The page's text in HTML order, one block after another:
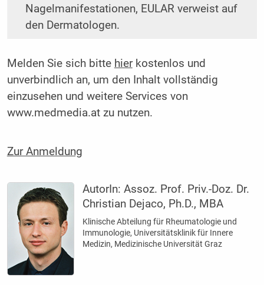
Nagelmanifestationen, EULAR verweist auf
den Dermatologen.
Melden Sie sich bitte hierkostenlos und
unverbindlich an, um den Inhalt vollständig
einzusehen und weitere Services von
www.medmedia.at zu nutzen.
Zur Anmeldung
AutorIn:Assoz. Prof. Priv.-Doz. Dr.
Christian Dejaco, Ph.D., MBA
Klinische Abteilung für Rheumatologie und
Immunologie, ­Universitätsklinik für Innere
Medizin, ­Medizinische ­Universität Graz